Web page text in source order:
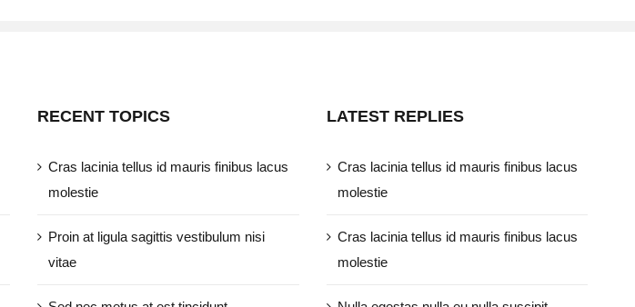
RECENT TOPICS
Cras lacinia tellus id mauris finibus lacus
molestie
Proin at ligula sagittis vestibulum nisi
vitae
LATEST REPLIES
Cras lacinia tellus id mauris finibus lacus
molestie
Cras lacinia tellus id mauris finibus lacus
molestie